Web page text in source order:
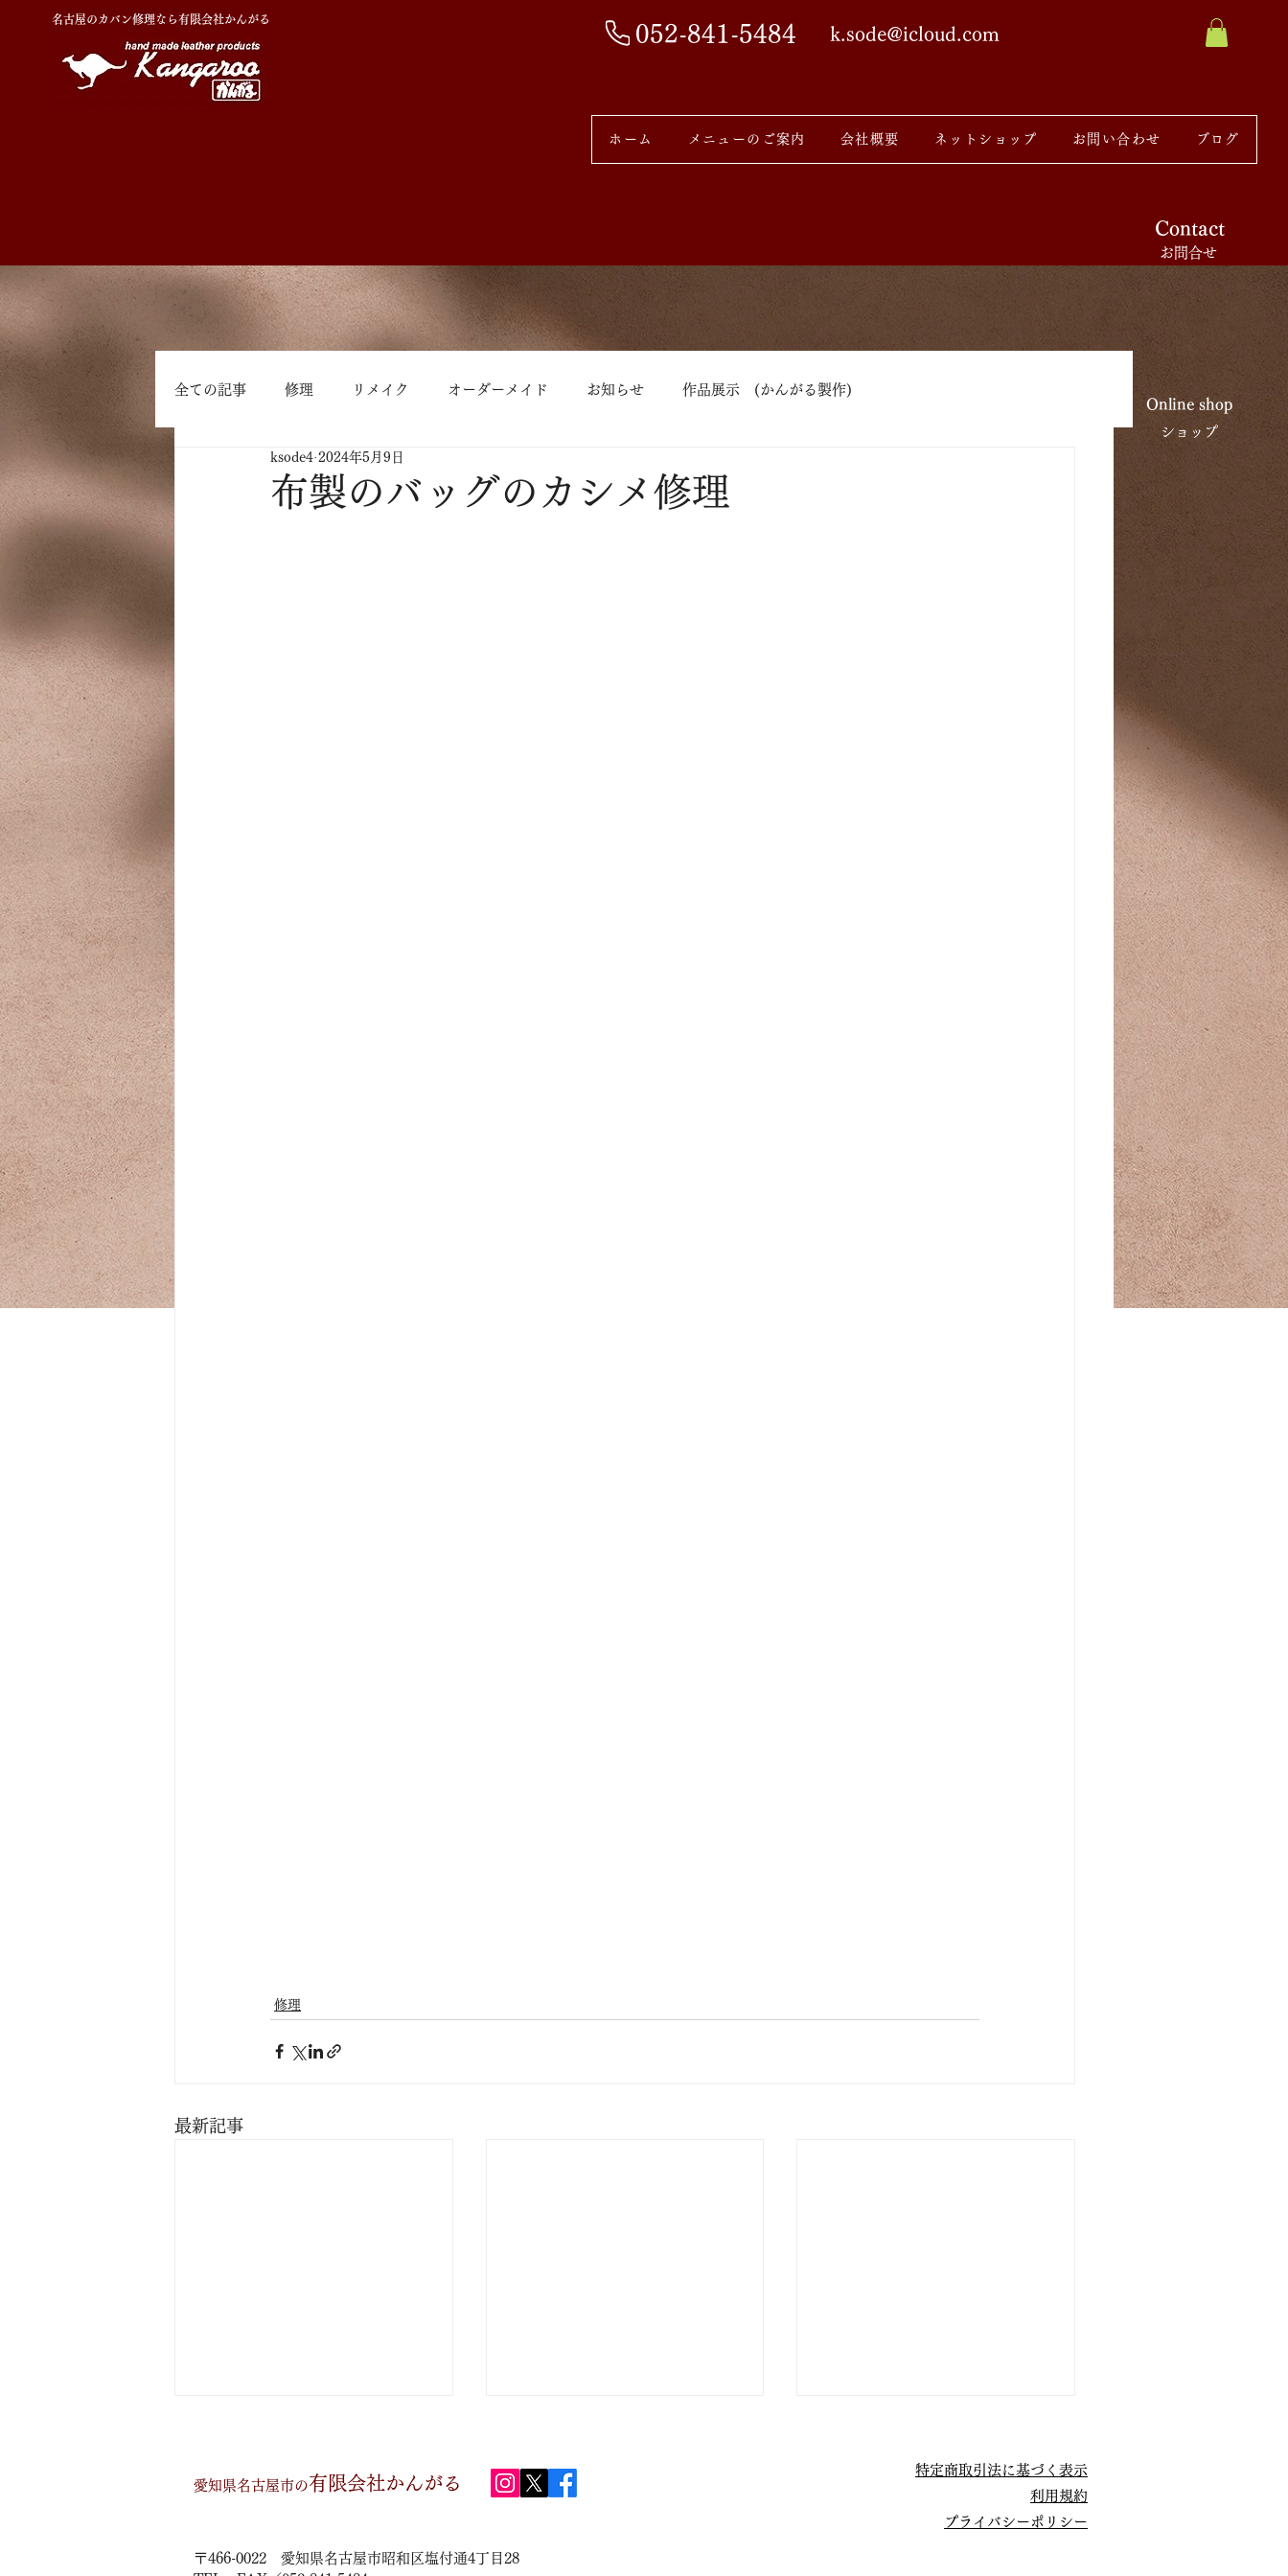
Contact
お問合せ
Online shop
​ショップ
名古屋のカバン修理なら有限会社かんがる
052-841-5484 k.sode@icloud.com
ホーム メニューのご案内 会社概要 ネットショップ お問い合わせ ブログ
全ての記事 修理 リメイク オーダーメイド お知らせ 作品展示 (かんがる製作)
布製のバッグのカシメ修理
ksode4 2024年5月9日
修理
最新記事
愛知県名古屋市の有限会社かんがる
〒466-0022 愛知県名古屋市昭和区塩付通4丁目28
特定商取引法に基づく表示
利用規約
プライバシーポリシー